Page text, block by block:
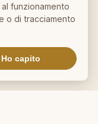
funzionamento
o di tracciamento
Ho capito